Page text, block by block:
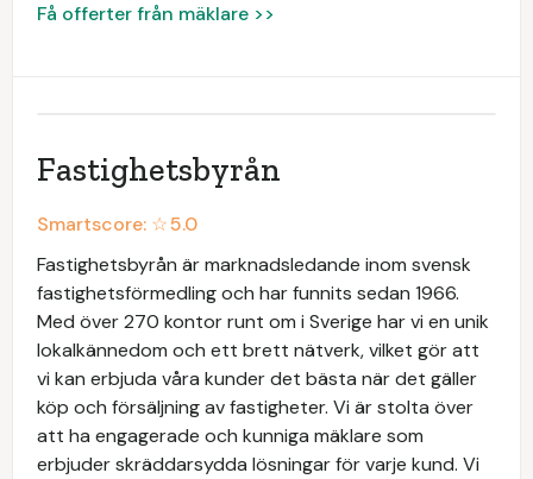
Få offerter från mäklare >>
Fastighetsbyrån
Smartscore: ☆5.0
Fastighetsbyrån är marknadsledande inom svensk
fastighetsförmedling och har funnits sedan 1966.
Med över 270 kontor runt om i Sverige har vi en unik
lokalkännedom och ett brett nätverk, vilket gör att
vi kan erbjuda våra kunder det bästa när det gäller
köp och försäljning av fastigheter. Vi är stolta över
att ha engagerade och kunniga mäklare som
erbjuder skräddarsydda lösningar för varje kund. Vi